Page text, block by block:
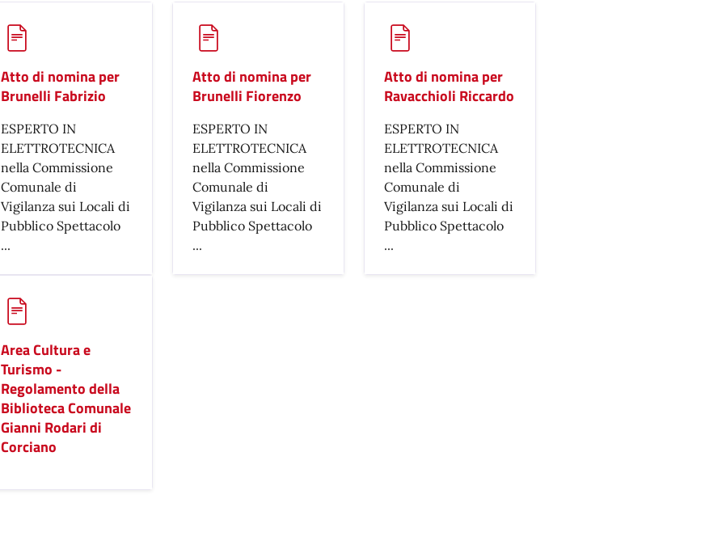
Atto di nomina per
Brunelli Fabrizio
ESPERTO IN
ELETTROTECNICA
nella Commissione
Comunale di
Vigilanza sui Locali di
Pubblico Spettacolo
...
Atto di nomina per
Brunelli Fiorenzo
ESPERTO IN
ELETTROTECNICA
nella Commissione
Comunale di
Vigilanza sui Locali di
Pubblico Spettacolo
...
Atto di nomina per
Ravacchioli Riccardo
ESPERTO IN
ELETTROTECNICA
nella Commissione
Comunale di
Vigilanza sui Locali di
Pubblico Spettacolo
...
Area Cultura e
Turismo -
Regolamento della
Biblioteca Comunale
Gianni Rodari di
Corciano